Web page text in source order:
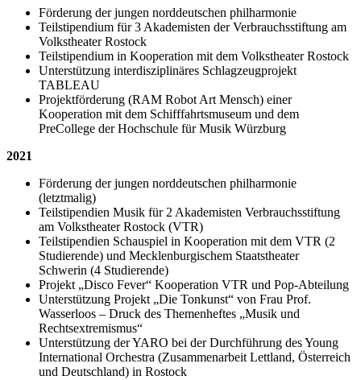
Förderung der jungen norddeutschen philharmonie
Teilstipendium für 3 Akademisten der Verbrauchsstiftung am
Volkstheater Rostock
Teilstipendium in Kooperation mit dem Volkstheater Rostock
Unterstützung interdisziplinäres Schlagzeugprojekt
TABLEAU
Projektförderung (RAM Robot Art Mensch) einer
Kooperation mit dem Schifffahrtsmuseum und dem
PreCollege der Hochschule für Musik Würzburg
2021
Förderung der jungen norddeutschen philharmonie
(letztmalig)
Teilstipendien Musik für 2 Akademisten Verbrauchsstiftung
am Volkstheater Rostock (VTR)
Teilstipendien Schauspiel in Kooperation mit dem VTR (2
Studierende) und Mecklenburgischem Staatstheater
Schwerin (4 Studierende)
Projekt „Disco Fever“ Kooperation VTR und Pop-Abteilung
Unterstützung Projekt „Die Tonkunst“ von Frau Prof.
Wasserloos – Druck des Themenheftes „Musik und
Rechtsextremismus“
Unterstützung der YARO bei der Durchführung des Young
International Orchestra (Zusammenarbeit Lettland, Österreich
und Deutschland) in Rostock